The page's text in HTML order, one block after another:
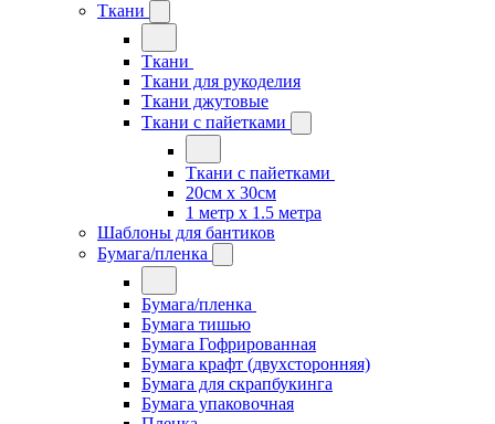
Ткани
Ткани
Ткани для рукоделия
Ткани джутовые
Ткани с пайетками
Ткани с пайетками
20см х 30см
1 метр х 1.5 метра
Шаблоны для бантиков
Бумага/пленка
Бумага/пленка
Бумага тишью
Бумага Гофрированная
Бумага крафт (двухсторонняя)
Бумага для скрапбукинга
Бумага упаковочная